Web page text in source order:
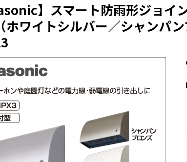
】スマート防雨形ジョイ
ワイトシルバー／シャンパン